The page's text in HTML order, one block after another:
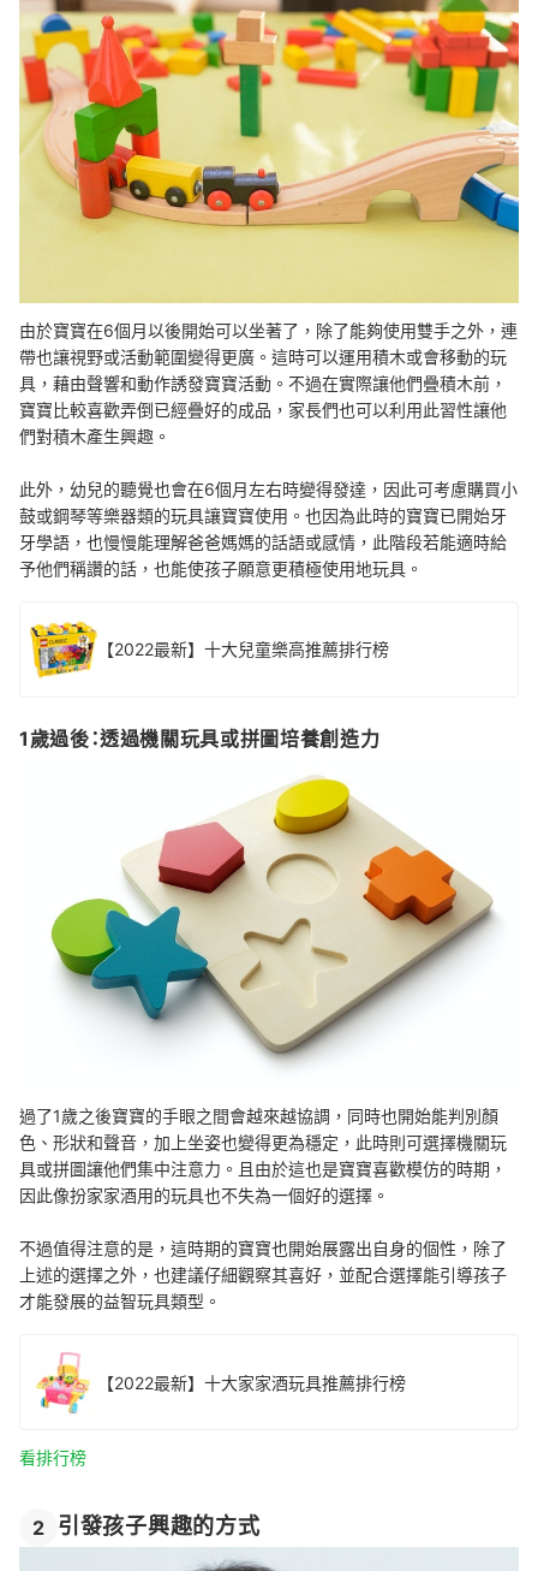
由於寶寶在6個月以後開始可以坐著了，除了能夠使用雙手之外，連
帶也讓視野或活動範圍變得更廣。這時可以運用積木或會移動的玩
具，藉由聲響和動作誘發寶寶活動。不過在實際讓他們疊積木前，
寶寶比較喜歡弄倒已經疊好的成品，家長們也可以利用此習性讓他
們對積木產生興趣。
此外，幼兒的聽覺也會在6個月左右時變得發達，因此可考慮購買小
鼓或鋼琴等樂器類的玩具讓寶寶使用。也因為此時的寶寶已開始牙
牙學語，也慢慢能理解爸爸媽媽的話語或感情，此階段若能適時給
予他們稱讚的話，也能使孩子願意更積極使用地玩具。
【2022最新】十大兒童樂高推薦排行榜
1歲過後：透過機關玩具或拼圖培養創造力
過了1歲之後寶寶的手眼之間會越來越協調，同時也開始能判別顏
色、形狀和聲音，加上坐姿也變得更為穩定，此時則可選擇機關玩
具或拼圖讓他們集中注意力。且由於這也是寶寶喜歡模仿的時期，
因此像扮家家酒用的玩具也不失為一個好的選擇。
不過值得注意的是，這時期的寶寶也開始展露出自身的個性，除了
上述的選擇之外，也建議仔細觀察其喜好，並配合選擇能引導孩子
才能發展的益智玩具類型。
【2022最新】十大家家酒玩具推薦排行榜
看排行榜
2 引發孩子興趣的方式